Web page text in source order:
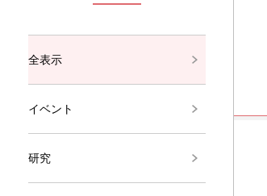
全表示
イベント
研究